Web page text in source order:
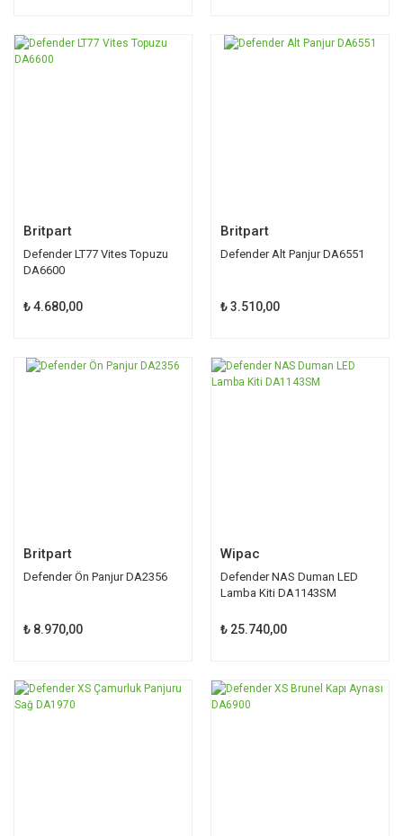
Britpart
Defender LT77 Vites Topuzu
DA6600
₺ 4.680,00
Britpart
Defender Alt Panjur DA6551
₺ 3.510,00
Britpart
Defender Ön Panjur DA2356
₺ 8.970,00
Wipac
Defender NAS Duman LED
Lamba Kiti DA1143SM
₺ 25.740,00